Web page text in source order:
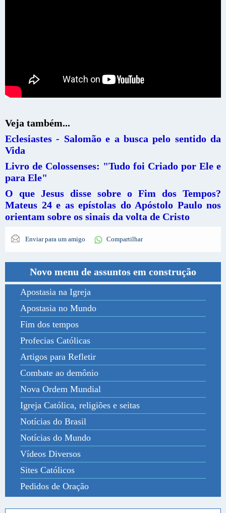
Veja também...
Eclesiastes - Salomão e a busca pelo sentido da
Vida
Livro de Colossenses: "Tudo foi Criado por Ele e
para Ele"
O que Jesus disse sobre o Fim dos Tempos?
Mateus 24 e as epístolas do Apóstolo Paulo nos
orientam sobre os sinais da volta de Cristo
Enviar para um amigo Compartilhar
Novo menu de assuntos em construção
Apostasia na Igreja
Apostasia no Mundo
Fim dos tempos
Profecias Católicas
Artigos para Refletir
Combate ao demônio
Nova Ordem Mundial
Igreja Católica, religiões e seitas
Notícias do Brasil
Notícias do Mundo
Vídeos Diversos
Sites Católicos
Pedidos de Oração